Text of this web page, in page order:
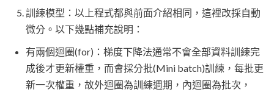
訓練模型：以上程式都與前面介紹相同，這裡改採自動
微分。以下幾點補充說明：
有兩個迴圈(for)：梯度下降法通常不會全部資料訓練完
成後才更新權重，而會採分批(Mini batch)訓練，每批更
新一次權重，故外迴圈為訓練週期，內迴圈為批次，